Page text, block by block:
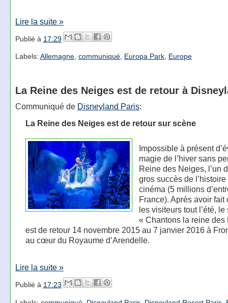
Lire la suite »
Publié à 17:29
Labels: Allemagne, communiqué, Europa Park, Europe
La Reine des Neiges est de retour à
Communiqué de Disneyland Paris:
La Reine des Neiges est de retour sur scène
Impossible à présent
magie de l’hiver sans
Reine des Neiges, l’un
gros succès de l’histoire
cinéma (5 millions
France). Après avoir fait
les visiteurs tout l’été,
« Chantons la reine des
est de retour 14 novembre 2015 au 7 janvier 2016 à
au cœur du Royaume d’Arendelle.
Lire la suite »
Publié à 17:23